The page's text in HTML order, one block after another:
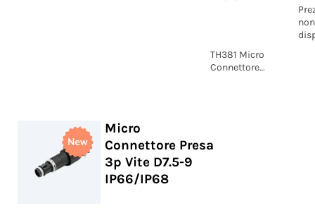
non
TH381 Micro
Connettore
Micro
Connettore Presa
3p Vite D7.5-9
IP66/IP68